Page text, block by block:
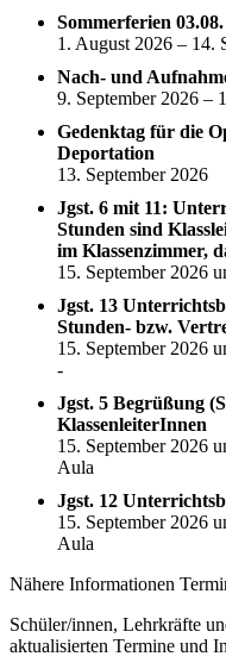
Sommerferien
1. August 2026 – 14.
Nach- und
9. September 2026 –
Gedenktag für die
Deportation
13. September 2026
Jgst. 6 mit 11:
Stunden sind
im Klassenzimmer,
15. September 2026
Jgst. 13
Stunden- bzw.
15. September 2026
-
Jgst. 5 Begrüßung
KlassenleiterInnen
15. September 2026
Aula
Jgst. 12
15. September 2026
Aula
Nähere Informationen
Schüler/innen, Lehrkräfte
aktualisierten Termine und